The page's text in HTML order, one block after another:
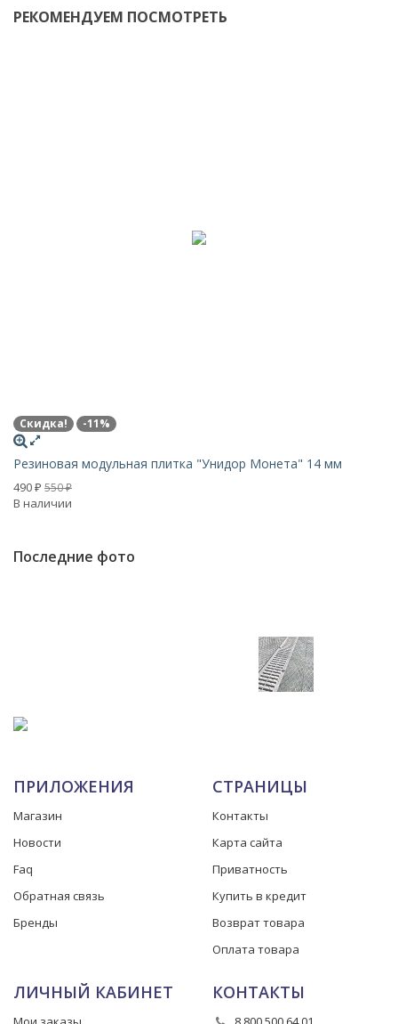
РЕКОМЕНДУЕМ ПОСМОТРЕТЬ
Скидка! -11%
Резиновая модульная плитка "Унидор Монета" 14 мм
490 ₽ 550₽
В наличии
Последние фото
ПРИЛОЖЕНИЯ
Магазин
Новости
Faq
Обратная связь
Бренды
СТРАНИЦЫ
Контакты
Карта сайта
Приватность
Купить в кредит
Возврат товара
Оплата товара
ЛИЧНЫЙ КАБИНЕТ КОНТАКТЫ